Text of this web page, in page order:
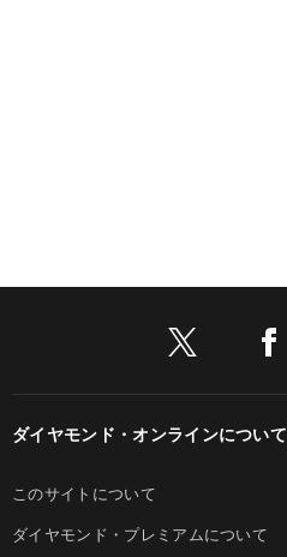
ダイヤモンド・オンラインについて
このサイトについて
ダイヤモンド・プレミアムについて